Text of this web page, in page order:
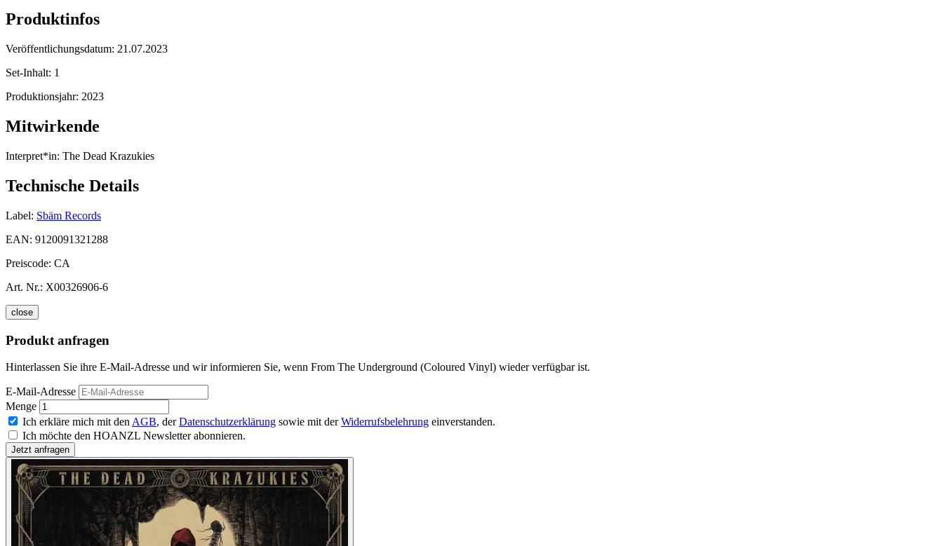
Produktinfos
Veröffentlichungsdatum: 21.07.2023
Set-Inhalt: 1
Produktionsjahr: 2023
Mitwirkende
Interpret*in: The Dead Krazukies
Technische Details
Label: Sbäm Records
EAN: 9120091321288
Preiscode: CA
Art. Nr.: X00326906-6
close
Produkt anfragen
Hinterlassen Sie ihre E-Mail-Adresse und wir informieren Sie, wenn From The Underground (Coloured Vinyl) wieder verfügbar ist.
E-Mail-Adresse
Menge
Ich erkläre mich mit den AGB, derDatenschutzerklärung sowie mit derWiderrufsbelehrung einverstanden.
Ich möchte den HOANZL Newsletter abonnieren.